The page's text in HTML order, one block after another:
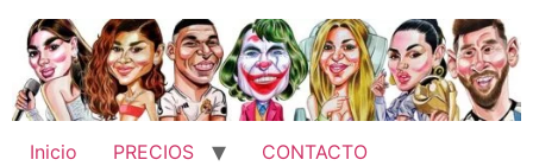
contenido
Inicio PRECIOS CONTACTO